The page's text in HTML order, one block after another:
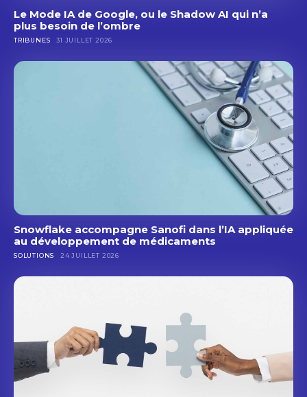
Le Mode IA de Google, ou le Shadow AI qui n’a
plus besoin de l’ombre
TRIBUNES 31 JUILLET 2026
Snowflake accompagne Sanofi dans l’IA appliquée
au développement de médicaments
SOLUTIONS 24 JUILLET 2026